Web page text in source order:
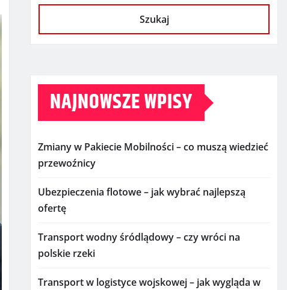
Szukaj
NAJNOWSZE WPISY
Zmiany w Pakiecie Mobilności – co muszą wiedzieć
przewoźnicy
Ubezpieczenia flotowe – jak wybrać najlepszą
ofertę
Transport wodny śródlądowy – czy wróci na
polskie rzeki
Transport w logistyce wojskowej – jak wygląda w